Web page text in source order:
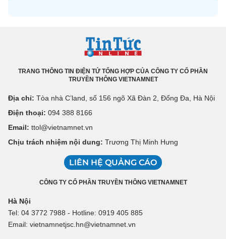
TRANG THÔNG TIN ĐIỆN TỬ TỔNG HỢP CỦA CÔNG TY CỔ PHẦN
TRUYỀN THÔNG VIETNAMNET
Địa chỉ: Tòa nhà C’land, số 156 ngõ Xã Đàn 2, Đống Đa, Hà Nội
Điện thoại: 094 388 8166
Email: ttol@vietnamnet.vn
Chịu trách nhiệm nội dung: Trương Thị Minh Hưng
LIÊN HỆ QUẢNG CÁO
CÔNG TY CỔ PHẦN TRUYỀN THÔNG VIETNAMNET
Hà Nội
Tel: 04 3772 7988 - Hotline: 0919 405 885
Email: vietnamnetjsc.hn@vietnamnet.vn